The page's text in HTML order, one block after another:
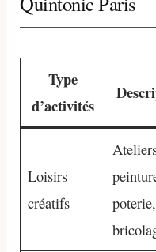
Type
d’activités
Loisirs
créatifs
poterie,